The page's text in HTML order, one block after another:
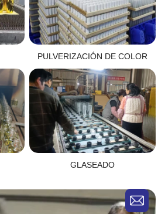
PULVERIZACIÓN DE COLOR
GLASEADO